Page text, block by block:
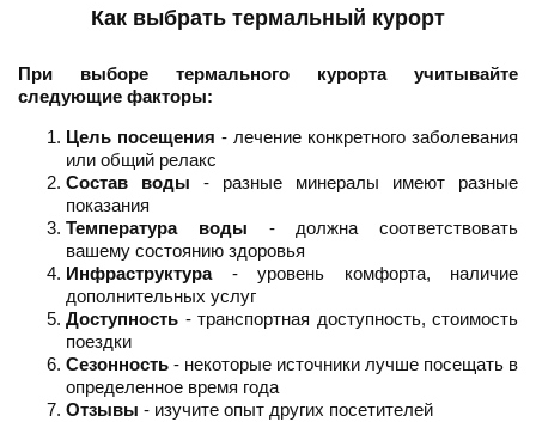
Как выбрать термальный курорт
При выборе термального курорта учитывайте
следующие факторы:
Цель посещения - лечение конкретного заболевания
или общий релакс
Состав воды - разные минералы имеют разные
показания
Температура воды - должна соответствовать
вашему состоянию здоровья
Инфраструктура- уровень комфорта, наличие
дополнительных услуг
Доступность - транспортная доступность, стоимость
поездки
Сезонность - некоторые источники лучше посещать в
определенное время года
Отзывы - изучите опыт других посетителей